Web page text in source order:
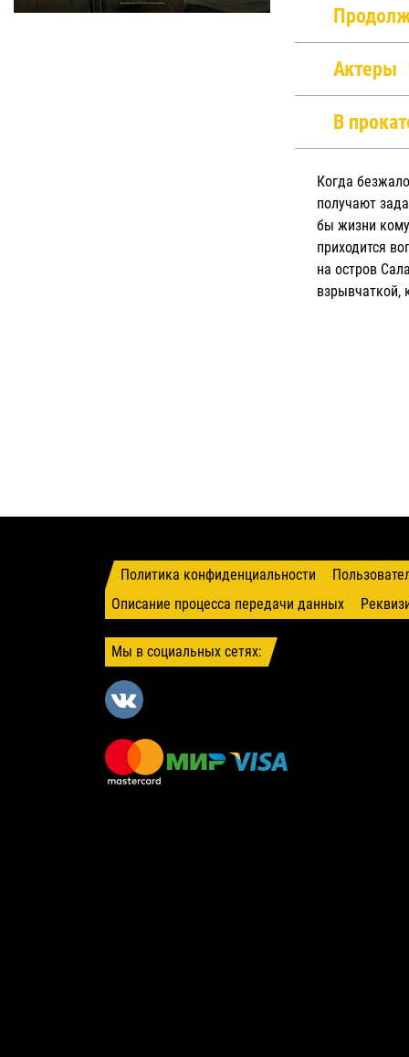
Актеры
В
Когда
получают
бы жизни
приходится
на остров
взрывчаткой,
Политика конфиденциальности
Описание процесса передачи данных
Мы в социальных сетях: